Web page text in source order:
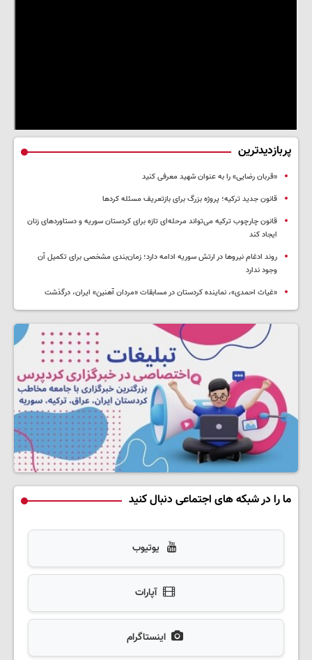
پربازدیدترین
«قربان رضایی» را به عنوان شهید معرفی کنید
قانون جدید ترکیه؛ پروژه بزرگ‌ برای بازتعریف مسئله کردها
قانون چارچوب ترکیه می‌تواند مرحله‌ای تازه برای کردستان سوریه و دستاوردهای زنان
ایجاد کند
روند ادغام نیروها در ارتش سوریه ادامه دارد؛ زمان‌بندی مشخصی برای تکمیل آن
وجود ندارد
«غیاث احمدی»، نماینده کردستان در مسابقات «مردان آهنین» ایران، درگذشت
ما را در شبکه های اجتماعی دنبال کنید
یوتیوب
آپارات
اینستاگرام